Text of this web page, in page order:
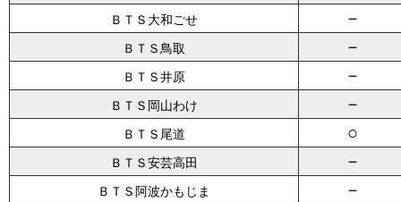
ＢＴＳ大和ごせ －
ＢＴＳ鳥取 －
ＢＴＳ井原 －
ＢＴＳ岡山わけ －
ＢＴＳ尾道 ○
ＢＴＳ安芸高田 －
ＢＴＳ阿波かもじま －